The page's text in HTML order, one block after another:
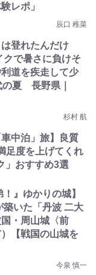
レポ」
辰口 稚菜
は登れたんだけ
で暑さに負けそ
道を疾走して少
の夏 長野県｜
杉村 航
車中泊」旅】良質
足度を上げてくれ
」おすすめ3選
』ゆかりの城】
いた「丹波 二大
・周山城〈前
【戦国の山城を
今泉 慎一